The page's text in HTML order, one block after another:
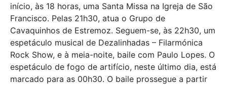
início, às 18 horas, uma Santa Missa na Igreja de São
Francisco. Pelas 21h30, atua o Grupo de
Cavaquinhos de Estremoz. Seguem-se, às 22h30, um
espetáculo musical de Dezalinhadas – Filarmónica
Rock Show, e à meia-noite, baile com Paulo Lopes. O
espetáculo de fogo de artifício, neste último dia, está
marcado para as 00h30. O baile prossegue a partir